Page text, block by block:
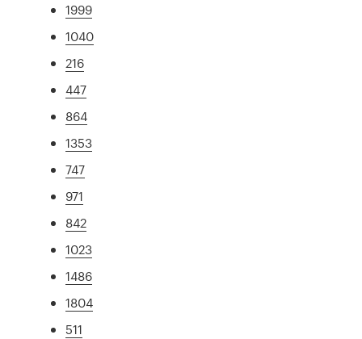
1999
1040
216
447
864
1353
747
971
842
1023
1486
1804
511